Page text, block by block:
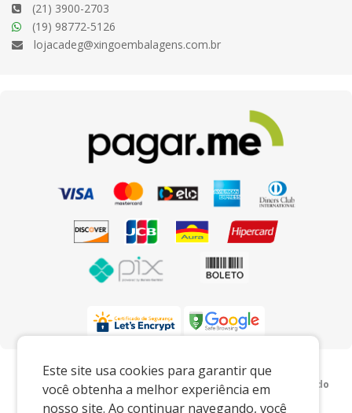
Este site usa cookies para garantir que
você obtenha a melhor experiência em
nosso site. Ao continuar navegando, você
(21) 3900-2703
(19) 98772-5126
lojacadeg@xingoembalagens.com.br
Preços e condições exclusivos para o
www.xingoembalagens.com.br e para o televendas, podendo
sofrer alterações sem prévia notiﬁcação.